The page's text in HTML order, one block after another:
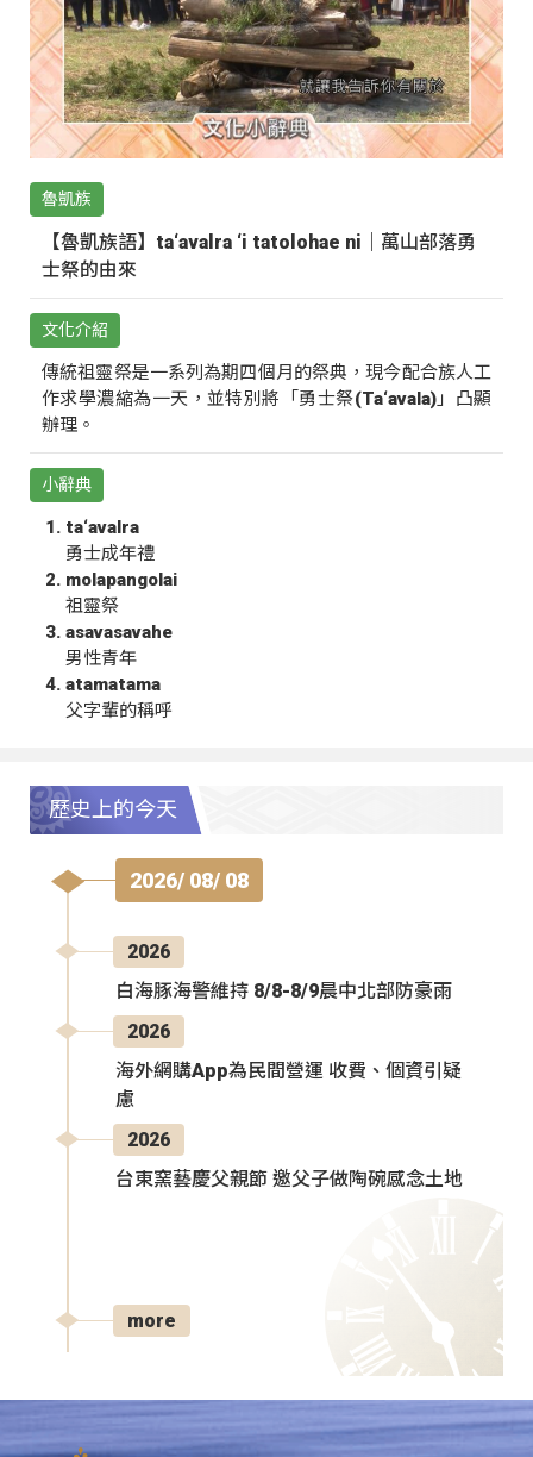
魯凱族
【魯凱族語】ta‘avalra ‘i tatolohae ni｜萬山部落勇
士祭的由來
文化介紹
傳統祖靈祭是一系列為期四個月的祭典，現今配合族人工
作求學濃縮為一天，並特別將「勇士祭(Ta‘avala)」凸顯
辦理。
小辭典
ta‘avalra
勇士成年禮
molapangolai
祖靈祭
asavasavahe
男性青年
atamatama
父字輩的稱呼
歷史上的今天
2026/ 08/ 08
2026
白海豚海警維持 8/8-8/9晨中北部防豪雨
2026
海外網購App為民間營運 收費、個資引疑
慮
2026
台東窯藝慶父親節 邀父子做陶碗感念土地
more